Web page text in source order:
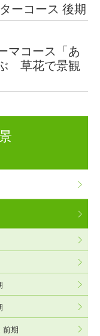
ーコース 後期
マコース「あ
草花で景観
前期